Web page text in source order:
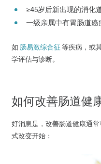
≥45岁后新出现的消化
一级亲属中有胃肠道癌
如 肠易激综合征 等疾病，或
学评估与诊断。
如何改善肠道健
好消息是，改善肠道健康通
式改变开始：